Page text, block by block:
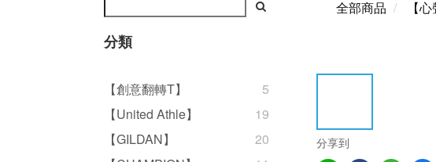
分類
【創意翻轉T】
5
【United Athle】
19
【GILDAN】
20
全部商品 【
分享到